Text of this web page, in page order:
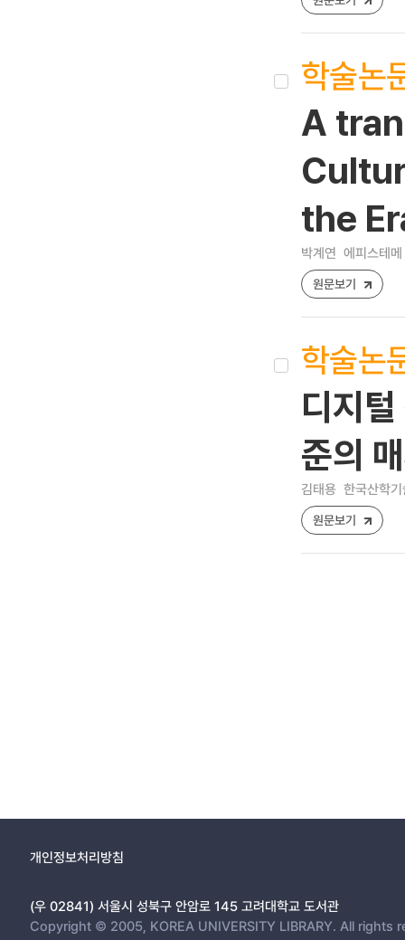
학술논
A
the
박계연 에피스테
원문보기
학술논
디지
준의
김태용 한국산학
원문보기
개인정보처리방침
(우 02841) 서울시 성북구 안암로 145 고려대학교 도서관
Copyright © 2005, KOREA UNIVERSITY LIBRARY. All rights